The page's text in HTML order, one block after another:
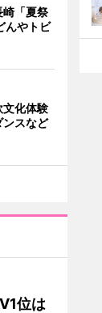
崎「夏祭
んやトビ
文化体験
スなど
位は